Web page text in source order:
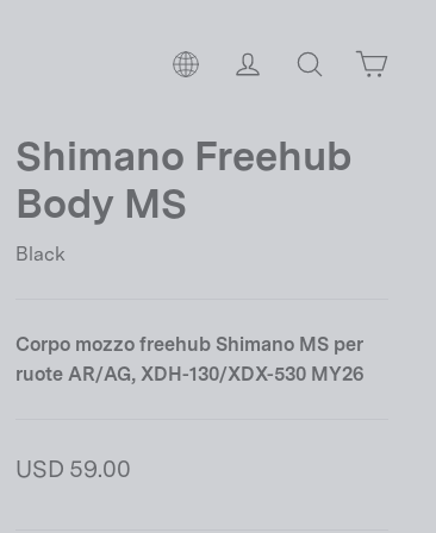
Seleziona il tuo paese e
Accedi Cerca
Shimano Freehub
Body MS
Black
Corpo mozzo freehub Shimano MS per
ruote AR/AG, XDH-130/XDX-530 MY26
Prezzo
USD 59.00